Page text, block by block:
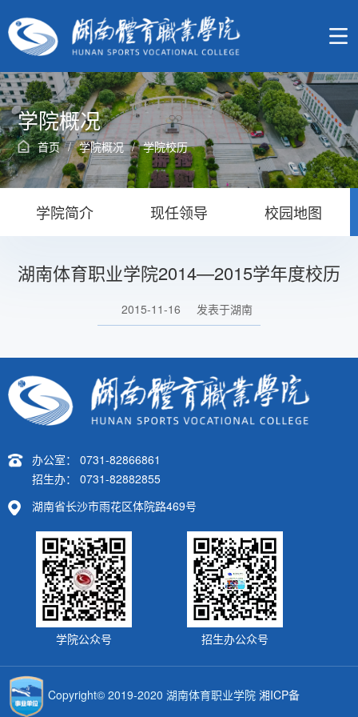
学院概况
首页 / 学院概况 / 学院校历
学院简介 现任领导 校园地图
湖南体育职业学院2014—2015学年度校历
2015-11-16 发表于湖南
办公室： 0731-82866861
招生办： 0731-82882855
湖南省长沙市雨花区体院路469号
学院公众号 招生办公众号
Copyright© 2019-2020 湖南体育职业学院 湘ICP备